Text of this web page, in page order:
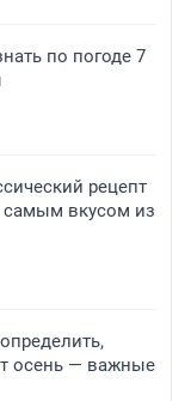
по погоде 7
рецепт
самым вкусом из
осень — важные